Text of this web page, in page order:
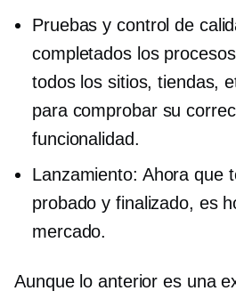
Pruebas y control de
completados los
todos los sitios, tiendas,
para comprobar su
funcionalidad.
Lanzamiento: Ahora que
probado y finalizado, es
mercado.
Aunque lo anterior es una